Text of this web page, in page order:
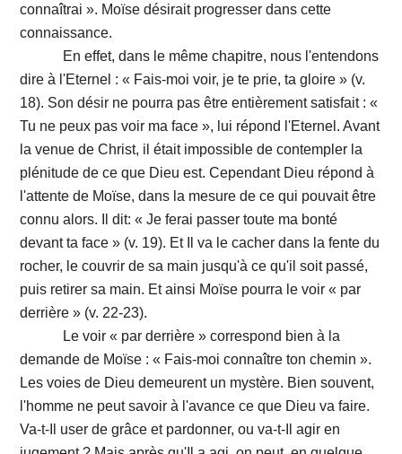
connaîtrai ». Moïse désirait progresser dans cette
connaissance.
En effet, dans le même chapitre, nous l'entendons
dire à l'Eternel : « Fais-moi voir, je te prie, ta gloire » (v.
18). Son désir ne pourra pas être entièrement satisfait : «
Tu ne peux pas voir ma face », lui répond l'Eternel. Avant
la venue de Christ, il était impossible de contempler la
plénitude de ce que Dieu est. Cependant Dieu répond à
l'attente de Moïse, dans la mesure de ce qui pouvait être
connu alors. Il dit: « Je ferai passer toute ma bonté
devant ta face » (v. 19). Et Il va le cacher dans la fente du
rocher, le couvrir de sa main jusqu'à ce qu'il soit passé,
puis retirer sa main. Et ainsi Moïse pourra le voir « par
derrière » (v. 22-23).
Le voir « par derrière » correspond bien à la
demande de Moïse : « Fais-moi connaître ton chemin ».
Les voies de Dieu demeurent un mystère. Bien souvent,
l'homme ne peut savoir à l'avance ce que Dieu va faire.
Va-t-Il user de grâce et pardonner, ou va-t-Il agir en